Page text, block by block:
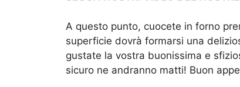
A questo punto, cuocete in forno
superficie dovrà formarsi una
gustate la vostra buonissima e
sicuro ne andranno matti! Buon